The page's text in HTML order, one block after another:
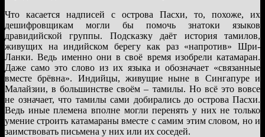
Что касается надписей с острова Пасхи, то, похоже, их
дешифровщикам могли бы помочь знатоки языков
дравидийской группы. Подсказку даёт история тамилов,
живущих на индийском берегу как раз «напротив» Шри-
Ланки. Ведь именно они в своё время изобрели катамаран.
Даже само это слово из их языка и обозначает «связанные
вместе брёвна». Индийцы, живущие ныне в Сингапуре и
Малайзии, в большинстве своём – тамилы. Но всё это вовсе
не означает, что тамилы сами добирались до острова Пасхи.
Ведь иные племена вполне могли перенять у них не только
умение строить катамараны вместе с самим этим словом, но и
заимствовать письмена у них или их соседей.